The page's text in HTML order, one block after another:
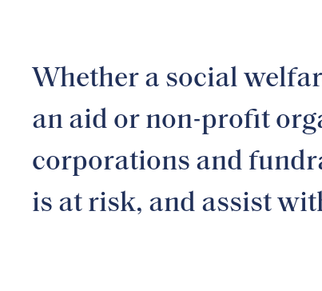
Whether a social
an aid or non-profit
corporations and
is at risk, and assist